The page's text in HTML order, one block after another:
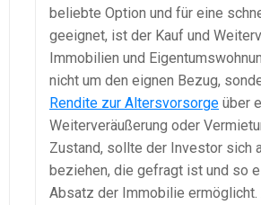
beliebte Option und für eine
geeignet, ist der Kauf und
Immobilien und
nicht um den eignen Bezug,
Rendite zur Altersvorsorge über
Weiterveräußerung oder
Zustand, sollte der Investor sich
beziehen, die gefragt ist und so
Absatz der Immobilie ermöglicht.